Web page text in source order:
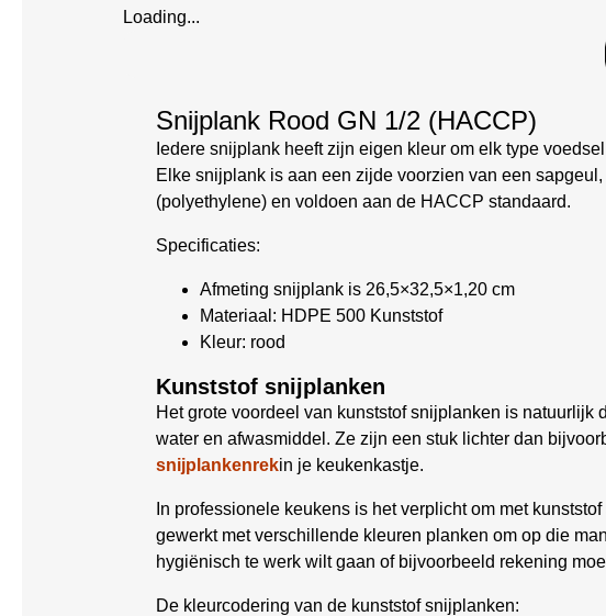
Loading...
Snijplank Rood GN 1/2 (HACCP)
Iedere snijplank heeft zijn eigen kleur om elk type
Elke snijplank is aan een zijde voorzien van een
(polyethylene) en voldoen aan de HACCP standaard.
Specificaties:
Afmeting snijplank is 26,5×32,5×1,20 cm
Materiaal: HDPE 500 Kunststof
Kleur: rood
Kunststof snijplanken
Het grote voordeel van kunststof snijplanken is
water en afwasmiddel. Ze zijn een stuk lichter dan
snijplankenrekin je keukenkastje.
In professionele keukens is het verplicht om met
gewerkt met verschillende kleuren planken om op die
hygiënisch te werk wilt gaan of bijvoorbeeld rekening
De kleurcodering van de kunststof snijplanken: